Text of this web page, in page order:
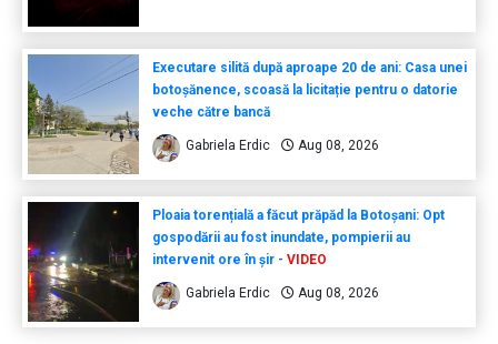
Executare silită după aproape 20 de ani: Casa unei
botoșănence, scoasă la licitație pentru o datorie
veche către bancă
Gabriela Erdic Aug 08, 2026
Ploaia torențială a făcut prăpăd la Botoșani: Opt
gospodării au fost inundate, pompierii au
intervenit ore în șir - VIDEO
Gabriela Erdic Aug 08, 2026